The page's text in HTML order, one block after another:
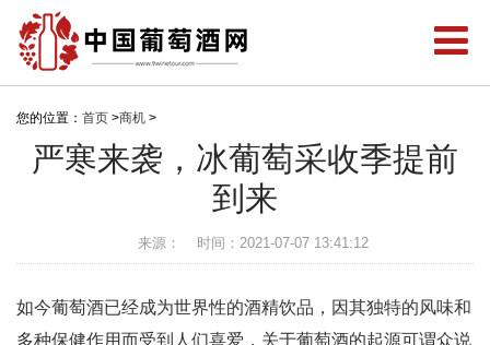
您的位置： 首页 >商机 >
严寒来袭，冰葡萄采收季提前
到来
来源： 时间：2021-07-07 13:41:12
如今葡萄酒已经成为世界性的酒精饮品，因其独特的风味和
多种保健作用而受到人们喜爱，关于葡萄酒的起源可谓众说